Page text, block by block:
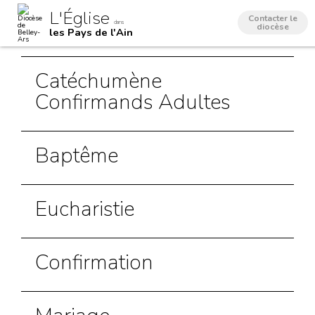
contenu.
Outils
personnels
L'Église dans
les Pays de l'Ain
Contacter le
diocèse
Catéchumène
Confirmands Adultes
Baptême
Eucharistie
Confirmation